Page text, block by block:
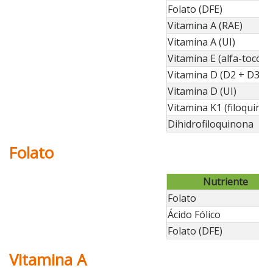
Folato (DFE)
Vitamina A (RAE)
Vitamina A (UI)
Vitamina E (alfa-
Vitamina D (D2 +
Vitamina D (UI)
Vitamina K1
Dihidrofiloquinona
Folato
Nutriente
Folato
Ácido Fólico
Folato (DFE)
Vitamina A